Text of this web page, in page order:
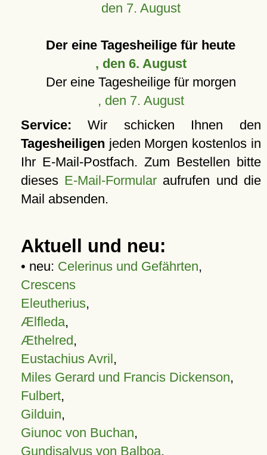
den 7. August
Der eine Tagesheilige für heute
, den 6. August
Der eine Tagesheilige für morgen
, den 7. August
Service: Wir schicken Ihnen den
Tagesheiligen jeden Morgen kostenlos in
Ihr E-Mail-Postfach. Zum Bestellen bitte
dieses E-Mail-Formular aufrufen und die
Mail absenden.
Aktuell und neu:
• neu: Celerinus und Gefährten,
Crescens
Eleutherius,
Ælfleda,
Æthelred,
Eustachius Avril,
Miles Gerard und Francis Dickenson,
Fulbert,
Gilduin,
Giunoc von Buchan,
Gundisalvus von Balboa,